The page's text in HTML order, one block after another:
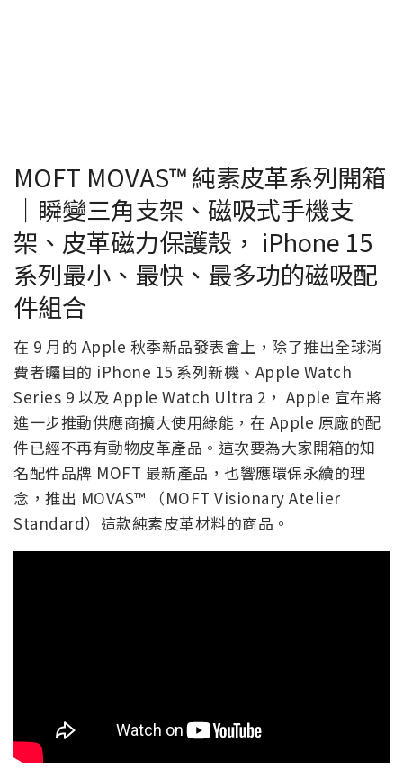
MOFT MOVAS™ 純素皮革系列開箱
｜瞬變三角支架、磁吸式手機支
架、皮革磁力保護殼， iPhone 15
系列最小、最快、最多功的磁吸配
件組合
在 9 月的 Apple 秋季新品發表會上，除了推出全球消
費者矚目的 iPhone 15 系列新機、Apple Watch
Series 9 以及 Apple Watch Ultra 2， Apple 宣布將
進一步推動供應商擴大使用綠能，在 Apple 原廠的配
件已經不再有動物皮革產品。這次要為大家開箱的知
名配件品牌 MOFT 最新產品，也響應環保永續的理
念，推出 MOVAS™ （MOFT Visionary Atelier
Standard）這款純素皮革材料的商品。